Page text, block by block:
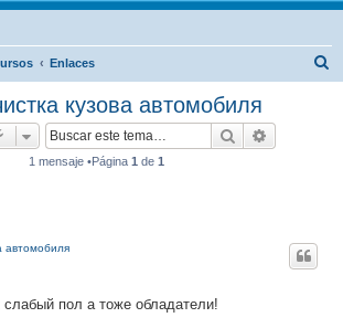
Enlaces
кузова автомобиля
Buscar
1 mensaje •Página 1 de 1
автомобиля
слабый пол а тоже обладатели!